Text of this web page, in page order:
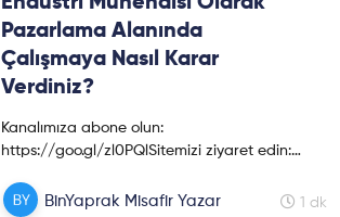
Pazarlama Alanında
Çalışmaya Nasıl Karar
Verdiniz?
Kanalımıza abone olun:
https://goo.gl/zl0PQlSitemizi ziyaret edin:
takip edin:• Twitter: https://twitter.com/anlat...
BinYaprak Misafir Yazar 1 dk